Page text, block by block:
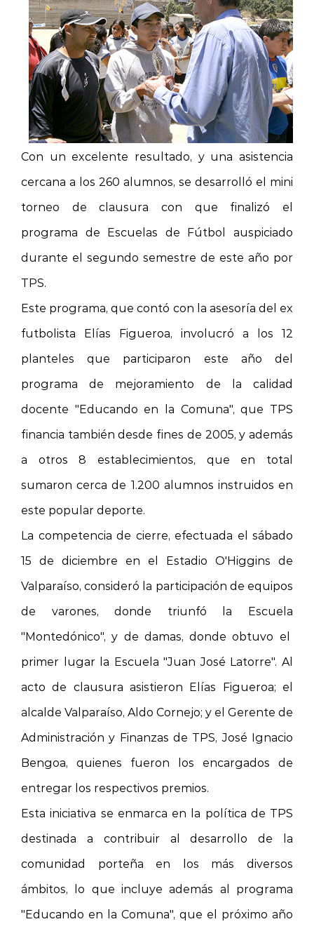
Con un excelente resultado, y una asistencia
cercana a los 260 alumnos, se desarrolló el mini
torneo de clausura con que finalizó el
programa de Escuelas de Fútbol auspiciado
durante el segundo semestre de este año por
TPS.
Este programa, que contó con la asesoría del ex
futbolista Elías Figueroa, involucró a los 12
planteles que participaron este año del
programa de mejoramiento de la calidad
docente "Educando en la Comuna", que TPS
financia también desde fines de 2005, y además
a otros 8 establecimientos, que en total
sumaron cerca de 1.200 alumnos instruidos en
este popular deporte.
La competencia de cierre, efectuada el sábado
15 de diciembre en el Estadio O'Higgins de
Valparaíso, consideró la participación de equipos
de varones, donde triunfó la Escuela
"Montedónico", y de damas, donde obtuvo el
primer lugar la Escuela "Juan José Latorre". Al
acto de clausura asistieron Elías Figueroa; el
alcalde Valparaíso, Aldo Cornejo; y el Gerente de
Administración y Finanzas de TPS, José Ignacio
Bengoa, quienes fueron los encargados de
entregar los respectivos premios.
Esta iniciativa se enmarca en la política de TPS
destinada a contribuir al desarrollo de la
comunidad porteña en los más diversos
ámbitos, lo que incluye además al programa
"Educando en la Comuna", que el próximo año